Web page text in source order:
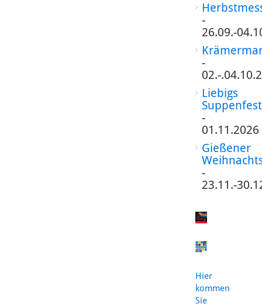
-
26.09.-
-
02.-
Liebigs
Suppenfest
-
01.11.2026
Gießener
-
23.11.-
Hier
kommen
Sie